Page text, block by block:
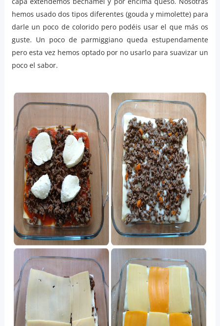
hemos usado dos tipos diferentes (gouda y mimolette) para
darle un poco de colorido pero podéis usar el que más os
guste. Un poco de parmiggiano queda estupendamente
pero esta vez hemos optado por no usarlo para suavizar un
poco el sabor.